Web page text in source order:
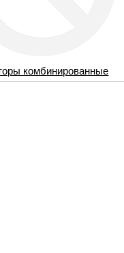
комбинированные